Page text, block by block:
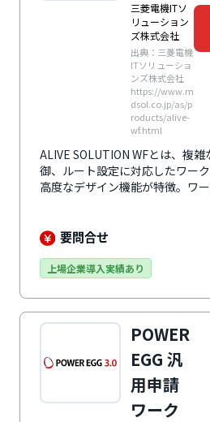
三菱電機ITソ
リューション
ズ株式会社
出典：三菱電機
ITソリューショ
ンズ株式会社
https://www.m
dsol.co.jp/as/p
roducts/alive-
wf.html
ALIVE SOLUTION WFとは、複
御、ルート設定に対応したワー
高度なデザイン機能が特徴。ワ
ザイン機能はもちろん、メニュ
ン機能など、会社独自に構築で
す。これらを活用し、ワークフロ
ステムとデータ連携することで
実。代理申請・再申請、過去文
件分岐、承認中同報回覧など、
機能も。業務に精通したSEによ
要問合せ
上場企業導入実績あり
POWER
EGG 汎
用申請
ワーク